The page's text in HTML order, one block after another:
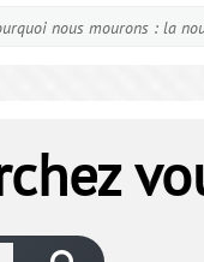
nous mourons : la